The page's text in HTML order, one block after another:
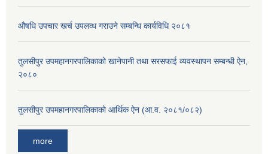
औषधि उपचार खर्च उपलव्ध गराउने सम्बन्धि कार्यविधि २०८१
तुलसीपुर उपमहानगरपालिकाको खानेपानी तथा सरसफाई व्यवस्थापन सम्बन्धी ऐन,
२०८०
तुलसीपुर उपमहानगरपालिकाको आर्थिक ऐन (आ.व. २०८१/०८२)
more